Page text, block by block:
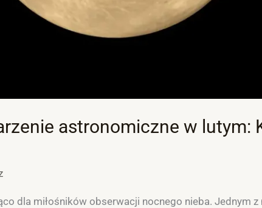
astronomiczne w lutym:
dla miłośników obserwacji nocnego nieba. Jednym